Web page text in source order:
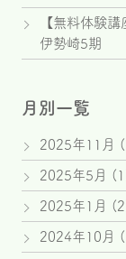
【無料体験
伊勢崎5期
月別一覧
2025年11月
2025年5月
2025年1月
2024年10月